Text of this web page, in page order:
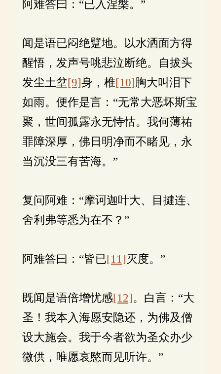
阿难答曰：“已入涅槃。”
闻是语已闷绝躄地。以水洒面方得
醒悟，发声号咷悲泣断绝。自拔头
发尘土坌[9]身，椎[10]胸大叫泪下
如雨。便作是言：“无常大恶坏斯宝
聚，世间孤露永无恃怙。我何薄祐
罪障深厚，佛日明净而不睹见，永
当沉没三有苦海。”
复问阿难：“摩诃迦叶大、目揵连、
舍利弗等悉为在不？”
阿难答曰：“皆已[11]灭度。”
既闻是语倍增忧感[12]。白言：“大
圣！我本入海愿安隐还，为佛及僧
设大施会。我于今者欲为圣众办少
微供，唯愿哀愍而见听许。”